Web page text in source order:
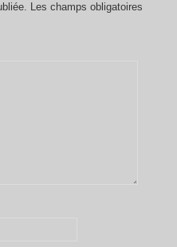
Les champs obligatoires